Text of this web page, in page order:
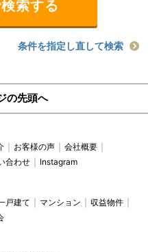
条件を指定し直して検索
の先頭へ
お客様の声
会社概要
合わせ Instagram
戸建て マンション
収益物件